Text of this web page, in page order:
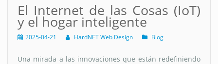
El Internet de las Cosas (IoT)
y el hogar inteligente
2025-04-21 HardNET Web Design Blog
Una mirada a las innovaciones que están redefiniendo